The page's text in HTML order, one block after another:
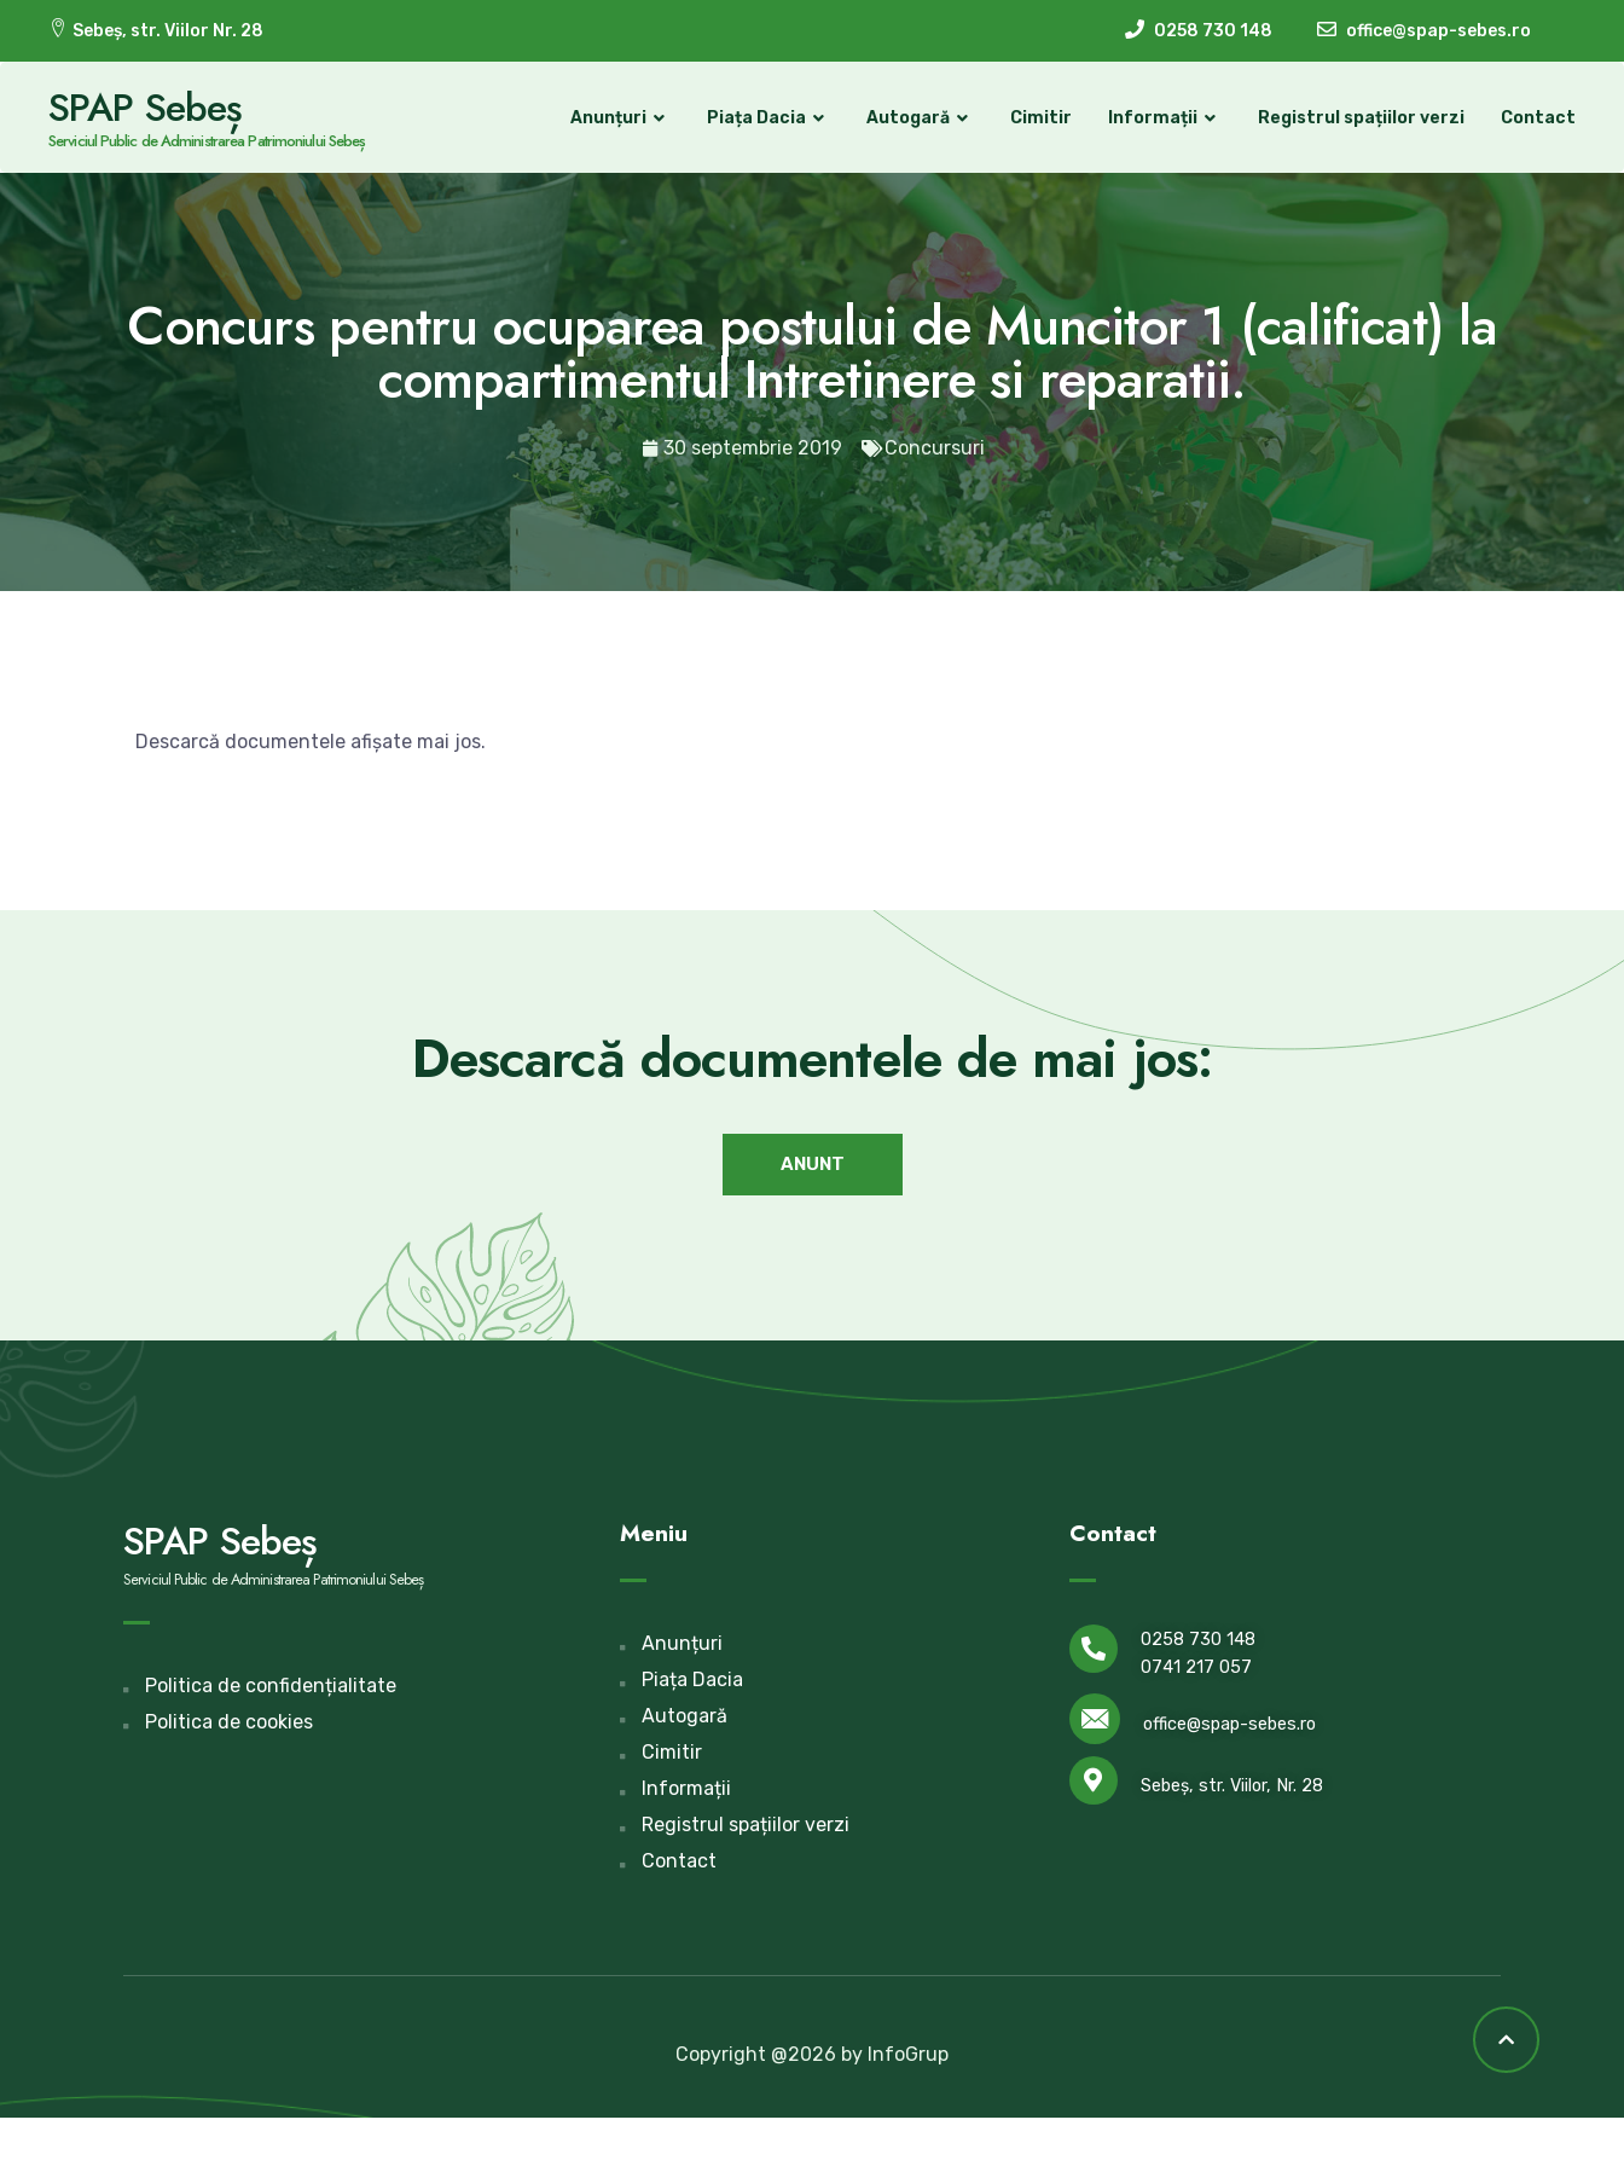
Sebeș, str. Viilor Nr. 28 0258 730 148 office@spap-sebes.ro
SPAP Sebeș
Serviciul Public de Administrarea Patrimoniului Sebeș
Anunțuri Piața Dacia Autogară Cimitir Informații Registrul spațiilor verzi Contact
Concurs pentru ocuparea postului de Muncitor 1 (calificat) la
compartimentul Intretinere si reparatii.
30 septembrie 2019 Concursuri
Descarcă documentele afișate mai jos.
Descarcă documentele de mai jos:
ANUNT
SPAP Sebeș
Serviciul Public de Administrarea Patrimoniului Sebeș
Politica de confidențialitate
Politica de cookies
Meniu
Anunțuri
Piața Dacia
Autogară
Cimitir
Informații
Registrul spațiilor verzi
Contact
Contact
0258 730 148
0741 217 057
office@spap-sebes.ro
Sebeș, str. Viilor, Nr. 28
Copyright @2026 by InfoGrup